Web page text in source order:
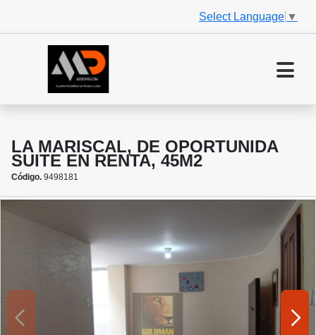
Select Language ▼
LA MARISCAL, DE OPORTUNIDA
SUITE EN RENTA, 45M2
Código. 9498181